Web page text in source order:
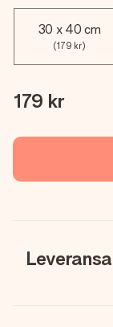
30 x 40 cm
(179 kr)
179 kr